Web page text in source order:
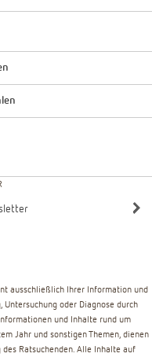
ausschließlich Ihrer Information und
oder Diagnose durch
und Inhalte rund um
Jahr und sonstigen Themen, dienen
Ratsuchenden. Alle Inhalte auf